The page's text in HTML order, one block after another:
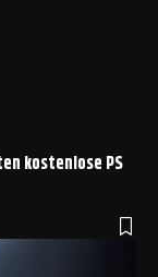
kostenlose PS